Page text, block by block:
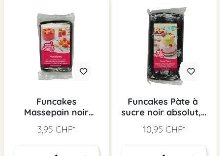
Funcakes
Massepain noir
3,95 CHF*
Funcakes Pàte à
sucre noir absolut, 1
10,95 CHF*